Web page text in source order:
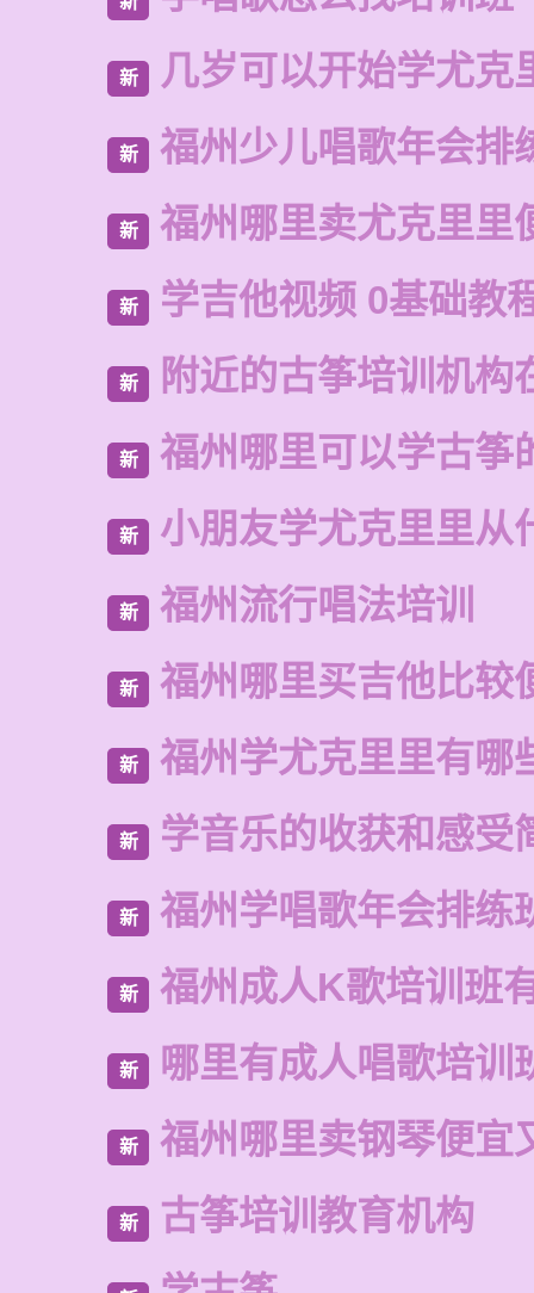
新 几岁可以开始学尤克
新 福州少儿唱歌年会排
新 福州哪里卖尤克里里
新 学吉他视频 0基础教
新 附近的古筝培训机构
新 福州哪里可以学古筝
新 小朋友学尤克里里从
新 福州流行唱法培训
新 福州哪里买吉他比较
新 福州学尤克里里有哪
新 学音乐的收获和感受
新 福州学唱歌年会排练
新 福州成人K歌培训班
新 哪里有成人唱歌培训
新 福州哪里卖钢琴便宜
新 古筝培训教育机构